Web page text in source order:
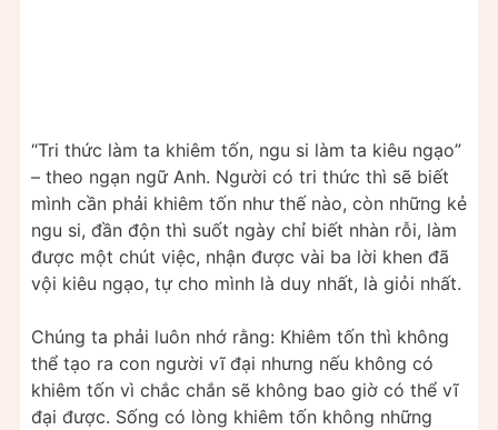
“Tri thức làm ta khiêm tốn, ngu si làm ta kiêu ngạo”
– theo ngạn ngữ Anh. Người có tri thức thì sẽ biết
mình cần phải khiêm tốn như thế nào, còn những kẻ
ngu si, đần độn thì suốt ngày chỉ biết nhàn rỗi, làm
được một chút việc, nhận được vài ba lời khen đã
vội kiêu ngạo, tự cho mình là duy nhất, là giỏi nhất.
Chúng ta phải luôn nhớ rằng: Khiêm tốn thì không
thể tạo ra con người vĩ đại nhưng nếu không có
khiêm tốn vì chắc chắn sẽ không bao giờ có thể vĩ
đại được. Sống có lòng khiêm tốn không những